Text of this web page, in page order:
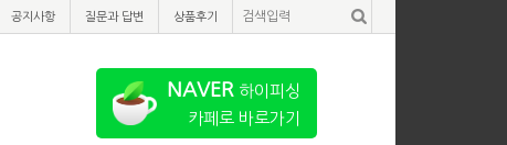
공지사항 질문과 답변 상품후기
NAVER 하이피싱
카페로 바로가기